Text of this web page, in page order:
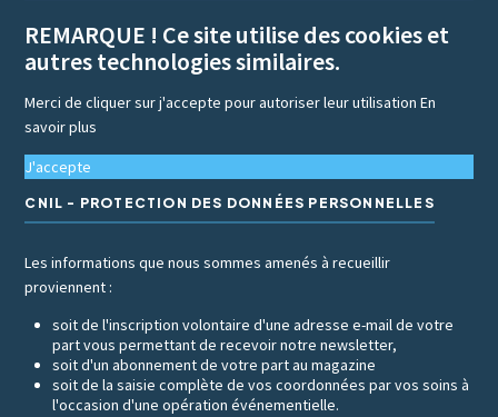
REMARQUE ! Ce site utilise des cookies et
autres technologies similaires.
Merci de cliquer sur j'accepte pour autoriser leur utilisationEn
savoir plus
J'accepte
CNIL - PROTECTION DES DONNÉES PERSONNELLES
Les informations que nous sommes amenés à recueillir
proviennent :
soit de l'inscription volontaire d'une adresse e-mail de votre
part vous permettant de recevoir notre newsletter,
soit d'un abonnement de votre part au magazine
soit de la saisie complète de vos coordonnées par vos soins à
l'occasion d'une opération événementielle.